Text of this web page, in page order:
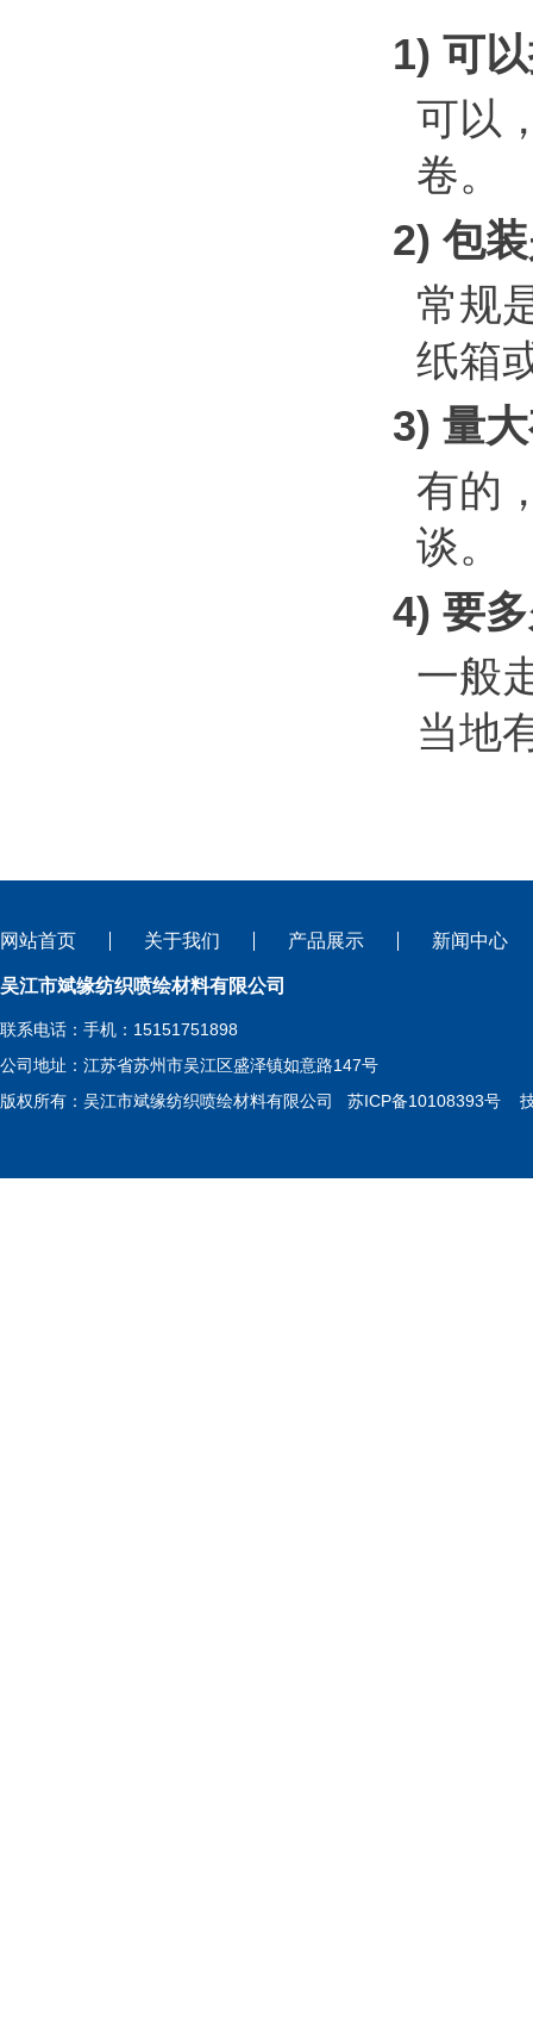
1) 可
可以
卷。
2) 包
常规
纸箱
3) 量
有的
谈。
4) 要
一般
当地
网站首页 关于我们 产品展示 新闻中心
吴江市斌缘纺织喷绘材料有限公司
联系电话：手机：15151751898
公司地址：江苏省苏州市吴江区盛泽镇如意路147号
版权所有：吴江市斌缘纺织喷绘材料有限公司 苏ICP备10108393号 技